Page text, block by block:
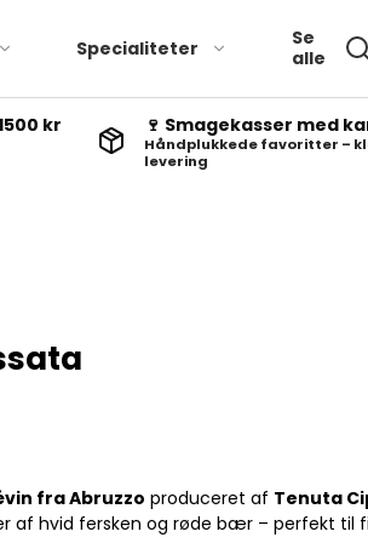
Specialiteter
Se
alle
kr 🍷 Smagekasser med
Håndplukkede favoritter –
levering
fra Abruzzo produceret af Tenuta
af hvid fersken og røde bær – perfekt til